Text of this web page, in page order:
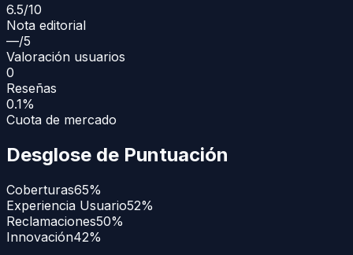
6.5/10
Nota editorial
—/5
Valoración usuarios
0
Reseñas
0.1%
Cuota de mercado
Desglose de Puntuación
Coberturas65%
Experiencia Usuario52%
Reclamaciones50%
Innovación42%